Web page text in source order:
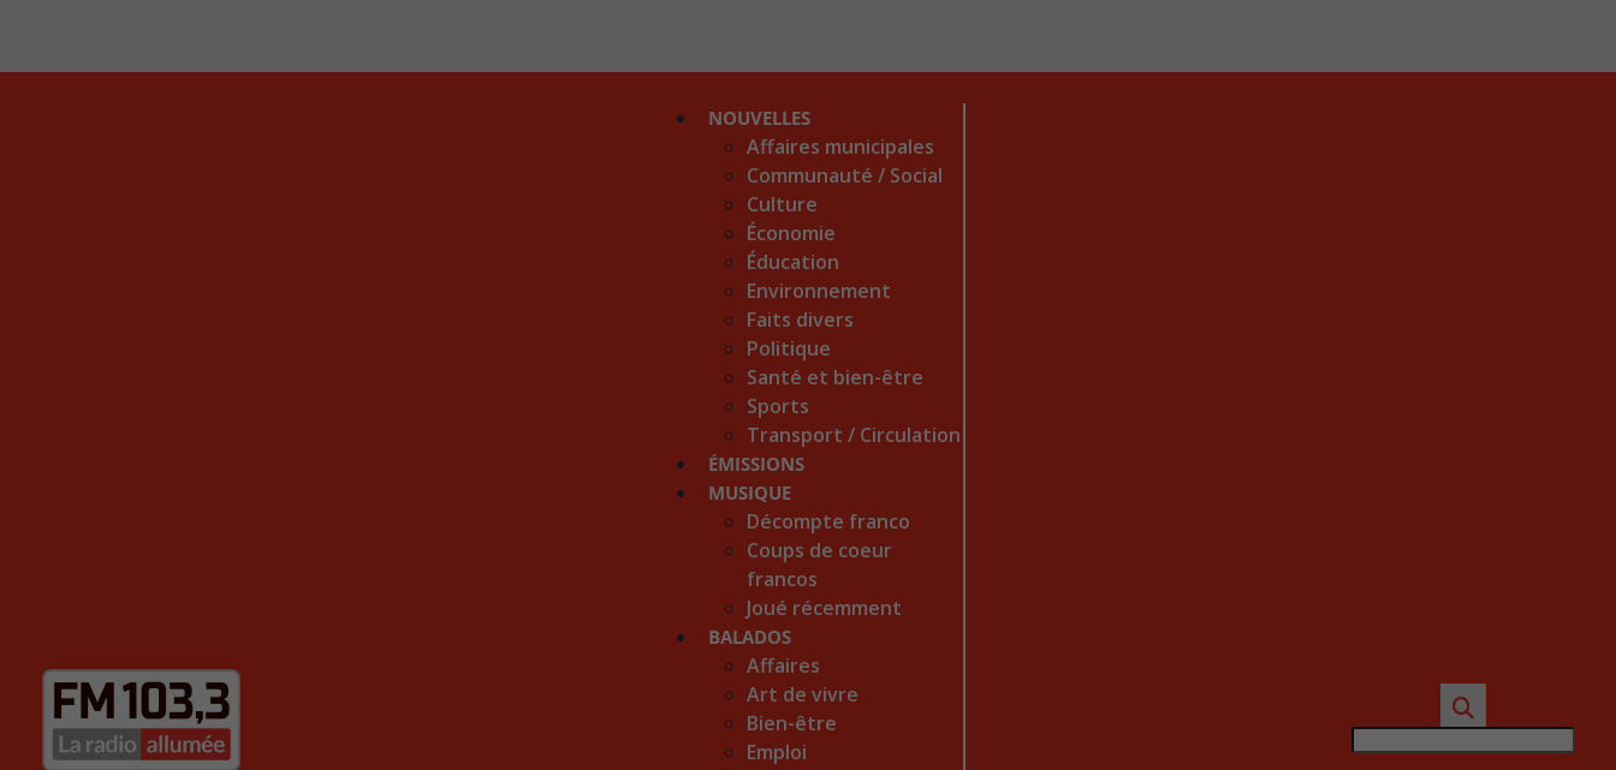
NOUVELLES
Affaires municipales
Communauté / Social
Culture
Économie
Éducation
Environnement
Faits divers
Politique
Santé et bien-être
Sports
Transport / Circulation
ÉMISSIONS
MUSIQUE
Décompte franco
Coups de coeur
francos
Joué récemment
BALADOS
Affaires
Art de vivre
Bien-être
Emploi